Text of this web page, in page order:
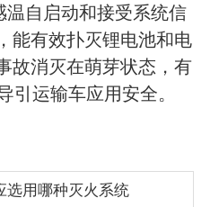
温自启动和接受系统信
能有效扑灭锂电池和电
故消灭在萌芽状态，有
引运输车应用安全。
选用哪种灭火系统